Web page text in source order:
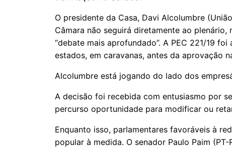
O presidente da Casa, Davi Alcolumbre
Câmara não seguirá diretamente ao
“debate mais aprofundado”. A PEC 221/19
estados, em caravanas, antes da aprovação
Alcolumbre está jogando do lado dos
A decisão foi recebida com entusiasmo por
percurso oportunidade para modificar ou
Enquanto isso, parlamentares favoráveis à
popular à medida. O senador Paulo Paim